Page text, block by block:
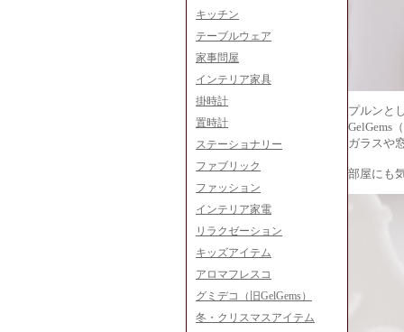
キッチン
テーブルウェア
家事問屋
インテリア家具
掛時計
置時計
ステーショナリー
ファブリック
ファッション
インテリア家電
リラクゼーション
キッズアイテム
アロマフレスコ
グミデコ（旧GelGems）
冬・クリスマスアイテム
プルンと
GelGems
ガラスや
部屋にも